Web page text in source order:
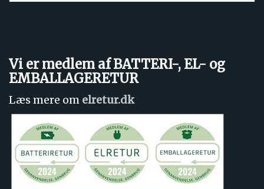
Vi er medlem af BATTERI-, EL- og
EMBALLAGERETUR
Læs mere om elretur.dk